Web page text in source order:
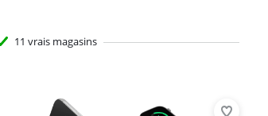
11 vrais magasins